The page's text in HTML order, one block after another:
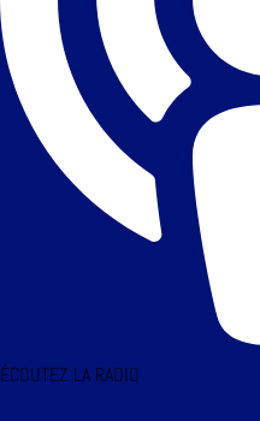
ÉCOUTEZ LA RADIO